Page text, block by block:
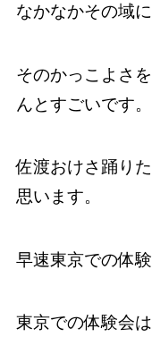
なかなかその域
そのかっこよさ
んとすごいです。
佐渡おけさ踊り
思います。
早速東京での体
東京での体験会は